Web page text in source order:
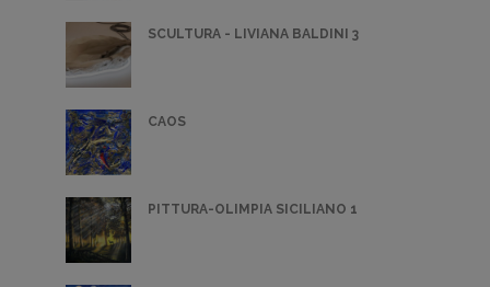
SCULTURA - LIVIANA BALDINI 3
CAOS
PITTURA-OLIMPIA SICILIANO 1